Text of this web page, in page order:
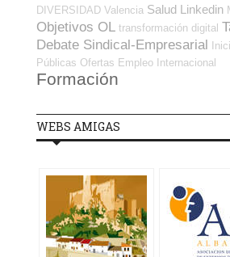
DIVERSIDAD Valencia Salud Linkedin
Objetivos OL transformación digital
Debate Sindical-Empresarial
Públicas Ofertas Empleo Internacional
Formación
WEBS AMIGAS